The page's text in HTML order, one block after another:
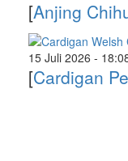
[Anjing
15 Juli 2026 -
[Cardigan